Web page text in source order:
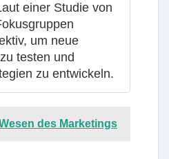
einer Studie von
um neue
testen und
zu entwickeln.
des Marketings